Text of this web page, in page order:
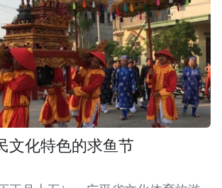
文化特色的求鱼节